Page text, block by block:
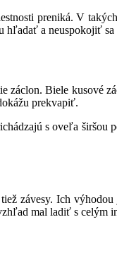
preniká. V
a neuspokojiť sa
záclon. Biele
prekvapiť.
s oveľa širšou
závesy. Ich
mal ladiť s celým